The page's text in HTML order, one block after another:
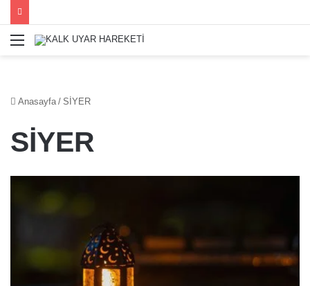
Menü
Anasayfa / SİYER
SİYER